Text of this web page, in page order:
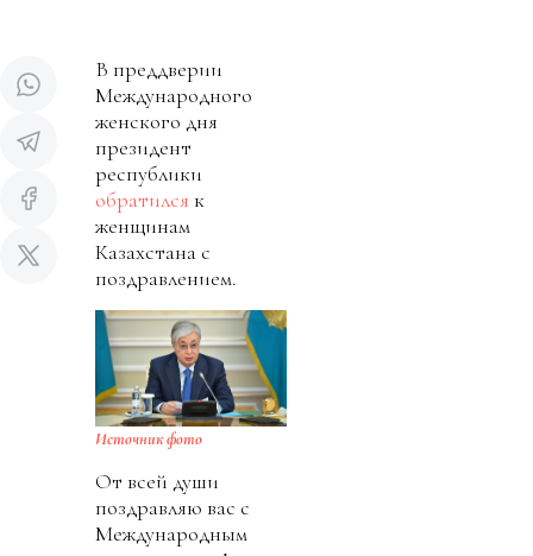
В преддверии
Международного
женского дня
президент
республики
обратился к
женщинам
Казахстана с
поздравлением.
Источник фото
От всей души
поздравляю вас с
Международным